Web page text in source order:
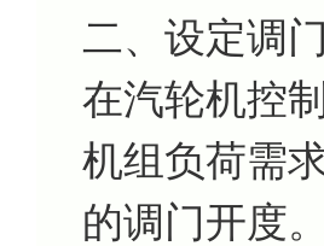
二、设定调
在汽轮机控
机组负荷需
的调门开度